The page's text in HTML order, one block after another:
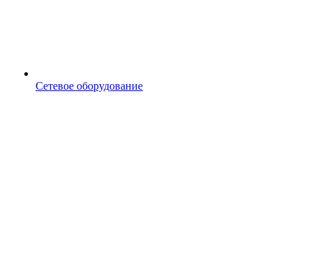
Сетевое оборудование